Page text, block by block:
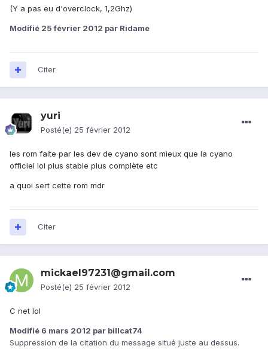
(Y a pas eu d'overclock, 1,2Ghz)
Modifié 25 février 2012 par Ridame
Citer
yuri
Posté(e) 25 février 2012
les rom faite par les dev de cyano sont mieux que la cyano
officiel lol plus stable plus complète etc
a quoi sert cette rom mdr
Citer
mickael97231@gmail.com
Posté(e) 25 février 2012
C net lol
Modifié 6 mars 2012 par billcat74
Suppression de la citation du message situé juste au dessus.